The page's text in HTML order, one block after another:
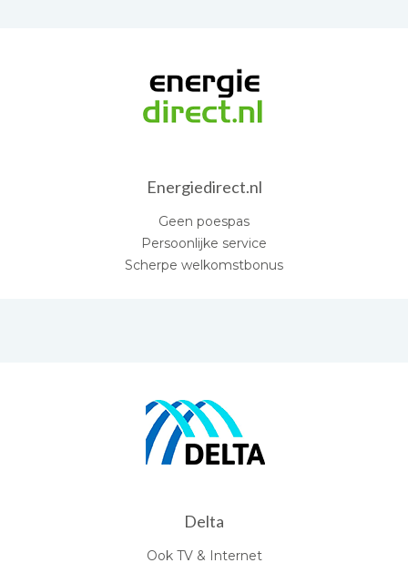
Energiedirect.nl
Geen poespas
Persoonlijke service
Scherpe welkomstbonus
Delta
Ook TV & Internet